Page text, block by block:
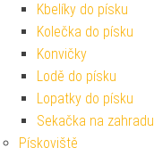
Kbelíky do písku
Kolečka do písku
Konvičky
Lodě do písku
Lopatky do písku
Sekačka na zahradu
Pískoviště